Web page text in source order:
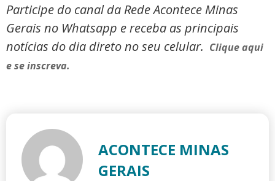
Participe do canal da Rede Acontece Minas
Gerais no Whatsapp e receba as principais
notícias do dia direto no seu celular. Clique aqui
e se inscreva.
ACONTECE MINAS
GERAIS